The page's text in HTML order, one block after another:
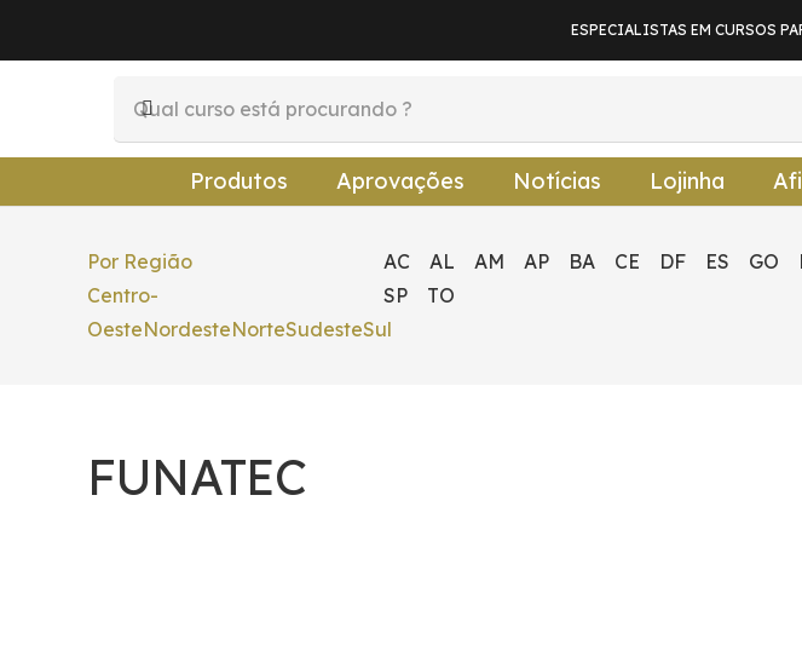
ESPECIALISTAS EM CURSOS
Produtos Aprovações Notícias Lojinha
Por Região
Centro-
OesteNordesteNorteSudesteSul
AC AL AM AP BA CE DF ES GO
SP
TO
FUNATEC